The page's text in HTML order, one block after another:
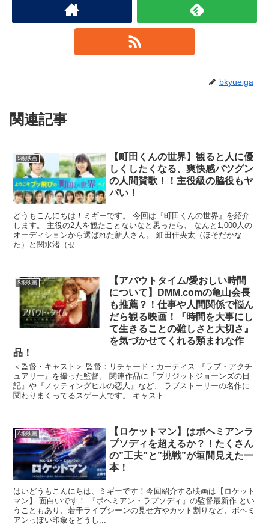
bkyueiga
関連記事
S級映画
【町田くんの世界】観ると人に優
しくしたくなる、爽快感バツグン
の人間賛歌！！主役級の脇役もヤ
バい！
どうもこんにちは！ミギーです。 今回は『町田くんの世界』を紹介
します。 主役の2人を観たことないなと思ったら、 なんと1,000人の
オーディションから選ばれた新人さん。 細田佳央太（ほそだかな
た）と関水渚（せ...
S級映画
【アバウトタイム/愛おしい時間
について】DMM.comの亀山会長
も推薦？！仕事や人間関係で悩ん
だら観る映画！『時間を大事にし
て生きることの難しさと大切さ』
を気づかせてくれる類まれな作
品！
＜監督・キャスト＞ 監督：リチャード・カーティス 『ラブ・アクチ
ュアリー』を撮った監督。 関連作品に『ブリジットジョーンズの日
記』や『ノッティングヒルの恋人』など、 ラブストーリーの名作に
関わりまくってるスゲー人です。 キャスト...
A級映画
【ロケットマン】はボヘミアンラ
プソディを超えるか？！たくさん
の”工夫”と”挑戦”が垣間見えた一
本！
はいどうもこんにちは、ミギーです！今回紹介する映画は【ロケット
マン】 面白いです！ 『ボヘミアン・ラプソディ』の監督最新作 とい
うこともあり、若干ライブシーンの見せ方やカット割りなど、ボヘミ
アンっぽい印象をどうし...